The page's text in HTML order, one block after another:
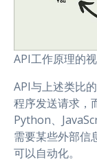
API工作原理的
API与上述类比
程序发送请求，
Python、
需要某些外部信
可以自动化。